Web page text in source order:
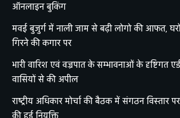
ऑनलाइन बुकिंग
मवई बुजुर्ग में नाली जाम से बढ़ी लोगो की आफत,
गिरने की कगार पर
भारी वारिश एवं वज्रपात के सम्भावनाओं के दृष्टिगत
वासियों से की अपील
राष्ट्रीय अधिकार मोर्चा की बैठक में संगठन विस्तार
की हुई नियुक्ति